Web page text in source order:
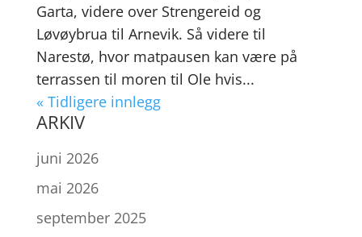
Garta, videre over Strengereid og
Løvøybrua til Arnevik. Så videre til
Narestø, hvor matpausen kan være på
terrassen til moren til Ole hvis...
« Tidligere innlegg
ARKIV
juni 2026
mai 2026
september 2025